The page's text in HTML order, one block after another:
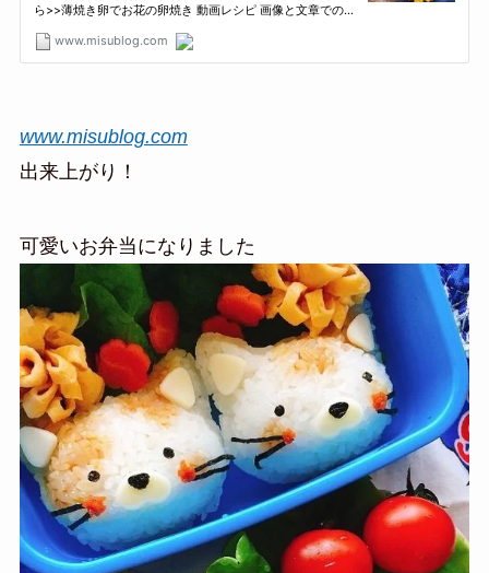
www.misublog.com
出来上がり！
可愛いお弁当になりました